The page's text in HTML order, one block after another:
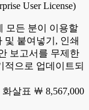
User License)
모든 분이 이용할
및 붙여넣기, 인쇄
보고서를 무제한
적으로 업데이트되
￦ 8,567,000